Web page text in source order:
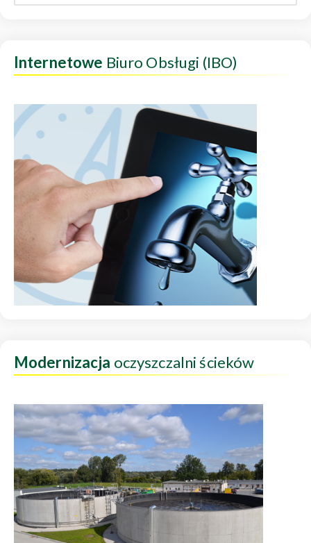
Internetowe Biuro Obsługi (IBO)
Modernizacja oczyszczalni ścieków